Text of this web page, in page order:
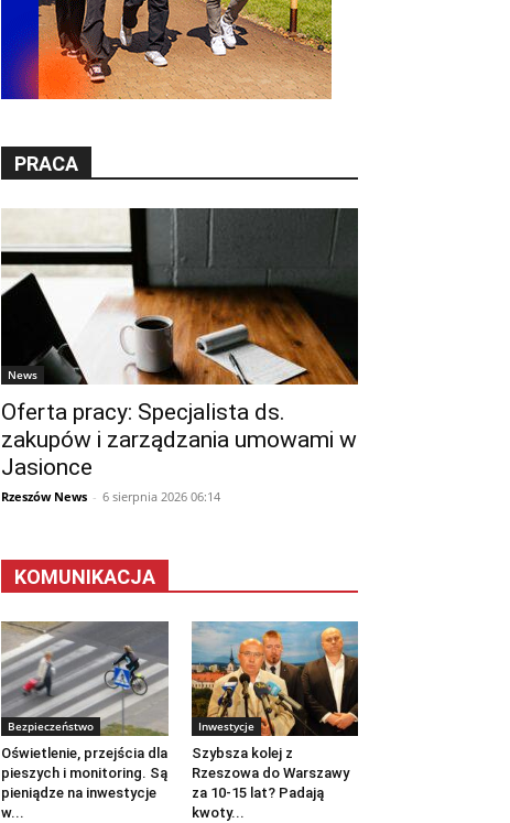
PRACA
News
Oferta pracy: Specjalista ds.
zakupów i zarządzania umowami w
Jasionce
Rzeszów News - 6 sierpnia 2026 06:14
KOMUNIKACJA
Bezpieczeństwo
Oświetlenie, przejścia dla
pieszych i monitoring. Są
pieniądze na inwestycje
w...
Inwestycje
Szybsza kolej z
Rzeszowa do Warszawy
za 10-15 lat? Padają
kwoty...